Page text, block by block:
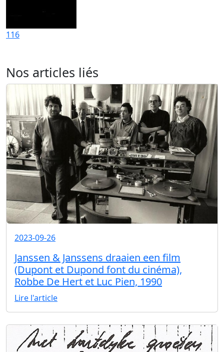
116
Nos articles liés
2023-09-26
Janssen & Janssens draaien een film
(Dupont et Dupond font du cinéma),
Robbe De Hert et Luc Pien, 1990
Lire l'article